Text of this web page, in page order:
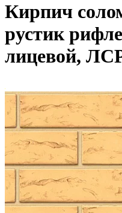
Кирпич
рустик
лицевой,